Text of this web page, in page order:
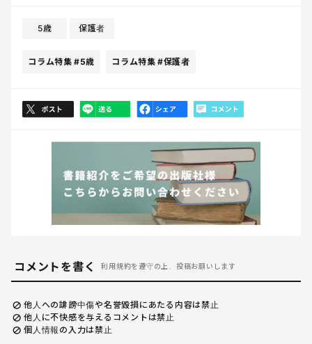
5歳 保護者
コラム特集 #5歳 コラム特集 #保護者
コメントを書く 利用規約を遵守の上、投稿お願いします
他人への誹謗中傷や名誉毀損にあたる内容は禁止
他人に不快感を与えるコメントは禁止
個人情報の入力は禁止